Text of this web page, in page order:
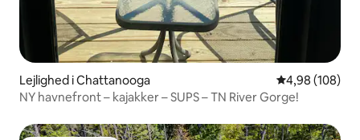
Lejlighed i Chattanooga 4,98 ud af 5 i
4,98 (108)
NY havnefront – kajakker – SUPS – TN River Gorge!